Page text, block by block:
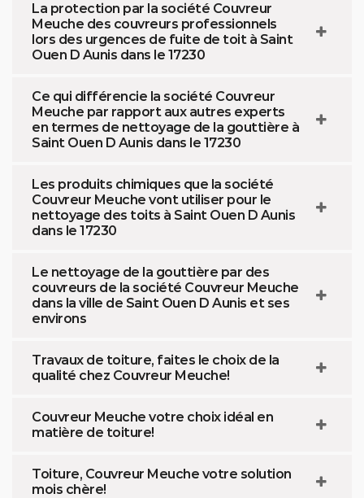
La protection par la société Couvreur
Meuche des couvreurs professionnels
lors des urgences de fuite de toit à Saint
Ouen D Aunis dans le 17230
Ce qui différencie la société Couvreur
Meuche par rapport aux autres experts
en termes de nettoyage de la gouttière à
Saint Ouen D Aunis dans le 17230
Les produits chimiques que la société
Couvreur Meuche vont utiliser pour le
nettoyage des toits à Saint Ouen D Aunis
dans le 17230
Le nettoyage de la gouttière par des
couvreurs de la société Couvreur Meuche
dans la ville de Saint Ouen D Aunis et ses
environs
Travaux de toiture, faites le choix de la
qualité chez Couvreur Meuche!
Couvreur Meuche votre choix idéal en
matière de toiture!
Toiture, Couvreur Meuche votre solution
mois chère!